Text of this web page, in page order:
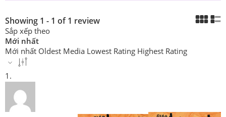
Showing 1 - 1 of 1 review
Sắp xếp theo
Mới nhất
Mới nhất Oldest Media Lowest Rating Highest Rating